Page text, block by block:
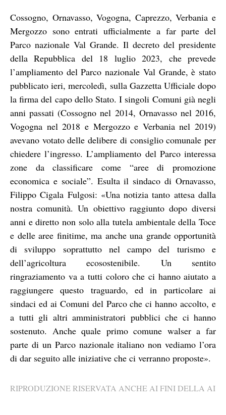
Cossogno, Ornavasso, Vogogna, Caprezzo, Verbania e
Mergozzo sono entrati ufficialmente a far parte del
Parco nazionale Val Grande. Il decreto del presidente
della Repubblica del 18 luglio 2023, che prevede
l’ampliamento del Parco nazionale Val Grande, è stato
pubblicato ieri, mercoledì, sulla Gazzetta Ufficiale dopo
la firma del capo dello Stato. I singoli Comuni già negli
anni passati (Cossogno nel 2014, Ornavasso nel 2016,
Vogogna nel 2018 e Mergozzo e Verbania nel 2019)
avevano votato delle delibere di consiglio comunale per
chiedere l’ingresso. L’ampliamento del Parco interessa
zone da classificare come “aree di promozione
economica e sociale”. Esulta il sindaco di Ornavasso,
Filippo Cigala Fulgosi: «Una notizia tanto attesa dalla
nostra comunità. Un obiettivo raggiunto dopo diversi
anni e diretto non solo alla tutela ambientale della Toce
e delle aree finitime, ma anche una grande opportunità
di sviluppo soprattutto nel campo del turismo e
dell’agricoltura ecosostenibile. Un sentito
ringraziamento va a tutti coloro che ci hanno aiutato a
raggiungere questo traguardo, ed in particolare ai
sindaci ed ai Comuni del Parco che ci hanno accolto, e
a tutti gli altri amministratori pubblici che ci hanno
sostenuto. Anche quale primo comune walser a far
parte di un Parco nazionale italiano non vediamo l’ora
di dar seguito alle iniziative che ci verranno proposte».
RIPRODUZIONE RISERVATA ANCHE AI FINI DELLA AI